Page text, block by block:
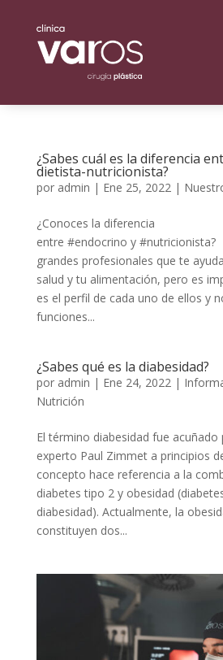
¿Sabes cuál es la diferencia
dietista-nutricionista?
por admin | Ene 25, 2022|
¿Conoces la diferencia
entre #endocrino y
grandes profesionales que te
salud y tu alimentación, pero es
es el perfil de cada uno de ellos y
funciones...
¿Sabes qué es la diabesidad?
por admin | Ene 24, 2022|
Nutrición
El término diabesidad fue
experto Paul Zimmet a principios
concepto hace referencia a la
diabetes tipo 2 y obesidad
diabesidad). Actualmente, la
constituyen dos...